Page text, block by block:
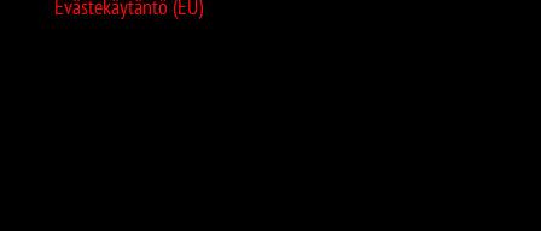
Evästekäytäntö (EU)